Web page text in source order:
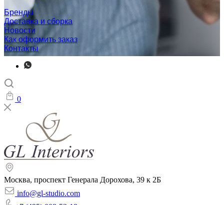
Бренды
Доставка и сборка
Новости
Как оформить заказ
Контакты
0
Москва, проспект Генерала Дорохова, 39 к 2Б
info@gl-studio.com